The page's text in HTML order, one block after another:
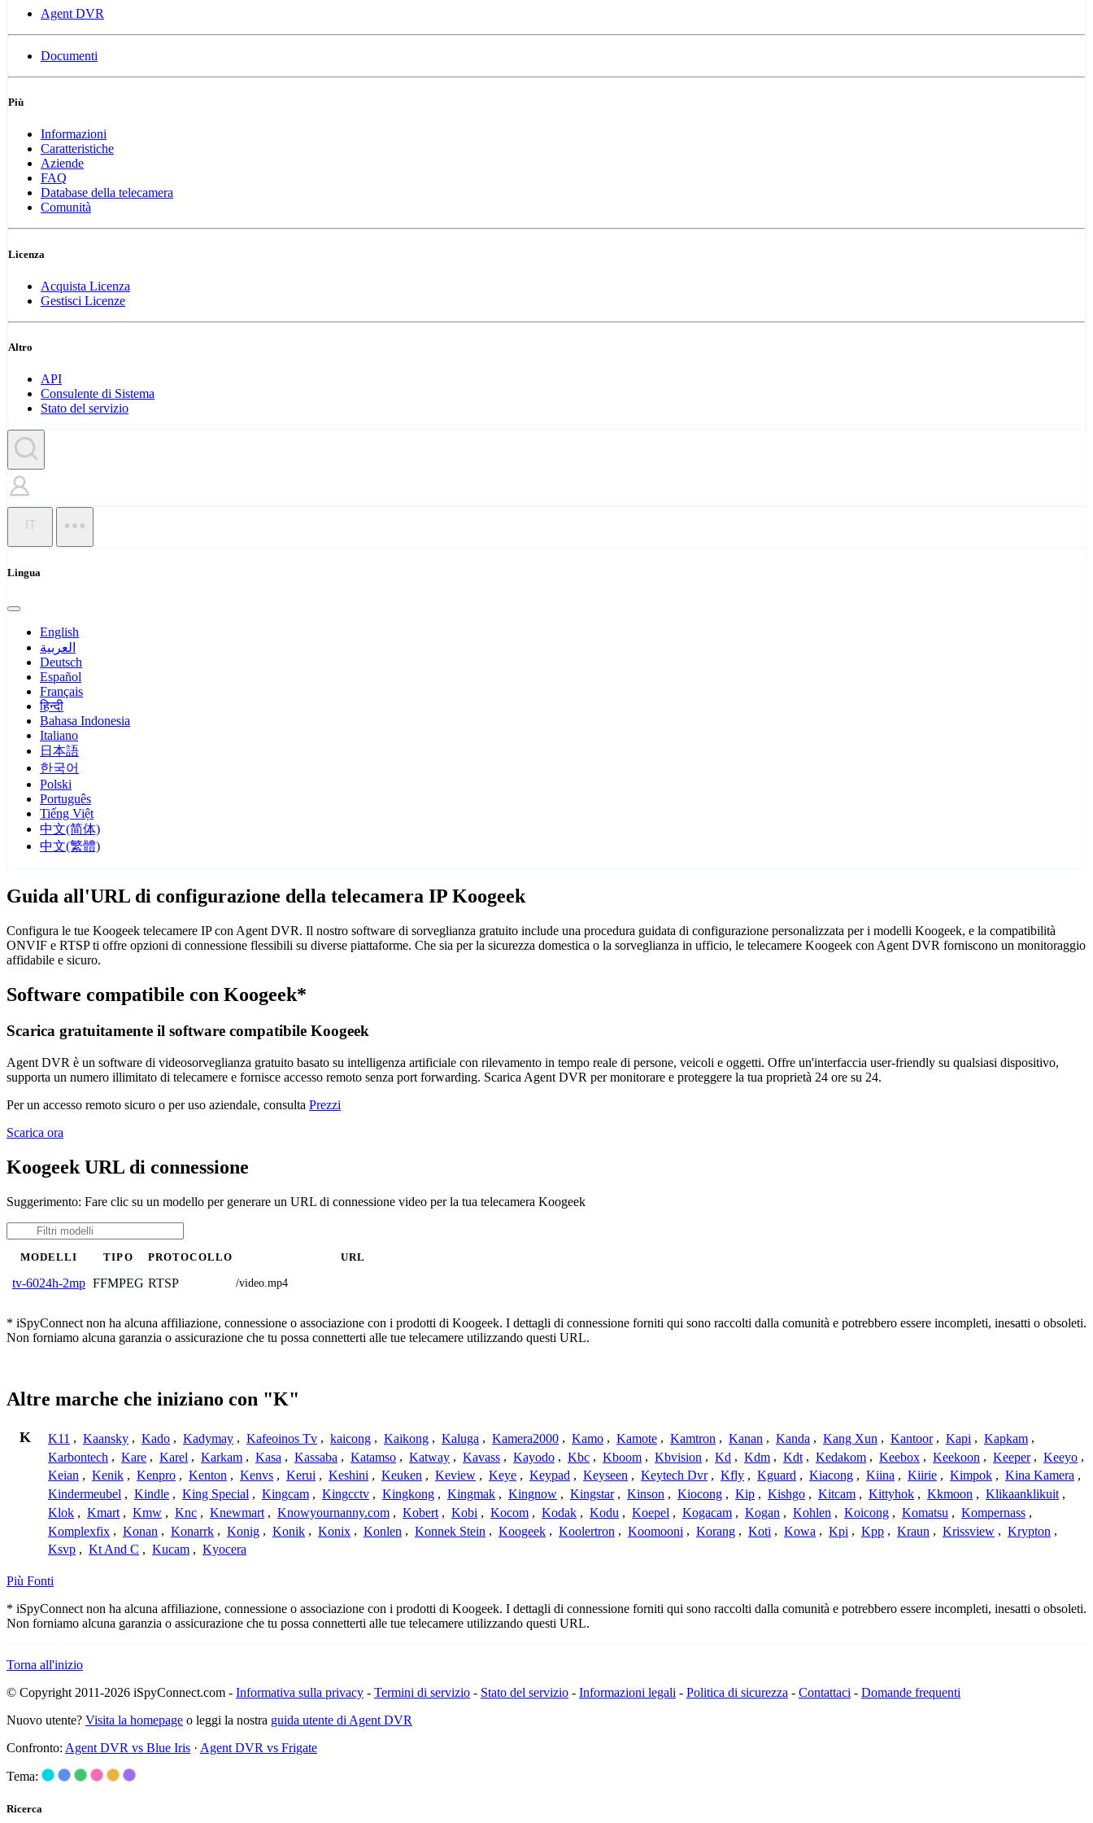
Agent DVR
Documenti
Più
Informazioni
Caratteristiche
Aziende
FAQ
Database della telecamera
Comunità
Licenza
Acquista Licenza
Gestisci Licenze
Altro
API
Consulente di Sistema
Stato del servizio
IT
Lingua
English
العربية
Deutsch
Español
Français
हिन्दी
Bahasa Indonesia
Italiano
日本語
한국어
Polski
Português
Tiếng Việt
中文(简体)
中文(繁體)
Guida all'URL di configurazione della telecamera IP Koogeek
Configura le tue Koogeek telecamere IP con Agent DVR. Il nostro software di sorveglianza gratuito include una procedura guidata di configurazione personalizzata per i modelli Koogeek, e la compatibilità
ONVIF e RTSP ti offre opzioni di connessione flessibili su diverse piattaforme. Che sia per la sicurezza domestica o la sorveglianza in ufficio, le telecamere Koogeek con Agent DVR forniscono un monitoraggio
affidabile e sicuro.
Software compatibile con Koogeek*
Scarica gratuitamente il software compatibile Koogeek
Agent DVR è un software di videosorveglianza gratuito basato su intelligenza artificiale con rilevamento in tempo reale di persone, veicoli e oggetti. Offre un'interfaccia user-friendly su qualsiasi dispositivo,
supporta un numero illimitato di telecamere e fornisce accesso remoto senza port forwarding. Scarica Agent DVR per monitorare e proteggere la tua proprietà 24 ore su 24.
Per un accesso remoto sicuro o per uso aziendale, consulta Prezzi
Scarica ora
Koogeek URL di connessione
Suggerimento: Fare clic su un modello per generare un URL di connessione video per la tua telecamera Koogeek
MODELLI TIPO PROTOCOLLO URL
tv-6024h-2mp FFMPEG RTSP /video.mp4
* iSpyConnect non ha alcuna affiliazione, connessione o associazione con i prodotti di Koogeek. I dettagli di connessione forniti qui sono raccolti dalla comunità e potrebbero essere incompleti, inesatti o obsoleti.
Non forniamo alcuna garanzia o assicurazione che tu possa connetterti alle tue telecamere utilizzando questi URL.
Altre marche che iniziano con "K"
K K11 , Kaansky , Kado , Kadymay , Kafeoinos Tv , kaicong , Kaikong , Kaluga , Kamera2000 , Kamo , Kamote , Kamtron , Kanan , Kanda , Kang Xun , Kantoor , Kapi , Kapkam ,
Karbontech , Kare , Karel , Karkam , Kasa , Kassaba , Katamso , Katway , Kavass , Kayodo , Kbc , Kboom , Kbvision , Kd , Kdm , Kdt , Kedakom , Keebox , Keekoon , Keeper , Keeyo ,
Keian , Kenik , Kenpro , Kenton , Kenvs , Kerui , Keshini , Keuken , Keview , Keye , Keypad , Keyseen , Keytech Dvr , Kfly , Kguard , Kiacong , Kiina , Kiirie , Kimpok , Kina Kamera ,
Kindermeubel , Kindle , King Special , Kingcam , Kingcctv , Kingkong , Kingmak , Kingnow , Kingstar , Kinson , Kiocong , Kip , Kishgo , Kitcam , Kittyhok , Kkmoon , Klikaanklikuit ,
Klok , Kmart , Kmw , Knc , Knewmart , Knowyournanny.com , Kobert , Kobi , Kocom , Kodak , Kodu , Koepel , Kogacam , Kogan , Kohlen , Koicong , Komatsu , Kompernass ,
Komplexfix , Konan , Konarrk , Konig , Konik , Konix , Konlen , Konnek Stein , Koogeek , Koolertron , Koomooni , Korang , Koti , Kowa , Kpi , Kpp , Kraun , Krissview , Krypton ,
Ksvp , Kt And C , Kucam , Kyocera
Più Fonti
* iSpyConnect non ha alcuna affiliazione, connessione o associazione con i prodotti di Koogeek. I dettagli di connessione forniti qui sono raccolti dalla comunità e potrebbero essere incompleti, inesatti o obsoleti.
Non forniamo alcuna garanzia o assicurazione che tu possa connetterti alle tue telecamere utilizzando questi URL.
Torna all'inizio
© Copyright 2011-2026 iSpyConnect.com - Informativa sulla privacy - Termini di servizio - Stato del servizio - Informazioni legali - Politica di sicurezza - Contattaci - Domande frequenti
Nuovo utente? Visita la homepage o leggi la nostra guida utente di Agent DVR
Confronto: Agent DVR vs Blue Iris · Agent DVR vs Frigate
Tema:
Ricerca